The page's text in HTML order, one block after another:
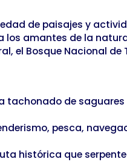
de paisajes y
amantes de la
el Bosque Nacional
tachonado de
pesca,
histórica que